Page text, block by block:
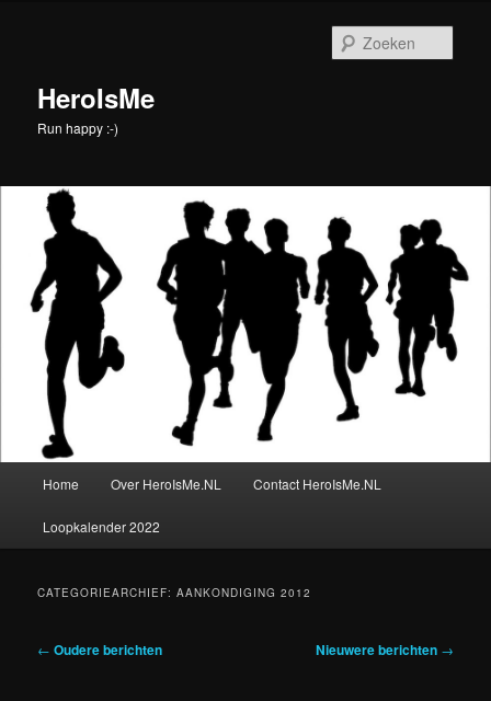
inhoud
inhoudHeroIsMe
Run happy :-)
Home Over HeroIsMe.NL Contact HeroIsMe.NL
Loopkalender 2022
CATEGORIEARCHIEF:AANKONDIGING 2012
Berichtnavigatie
← Oudere berichten Nieuwere berichten →